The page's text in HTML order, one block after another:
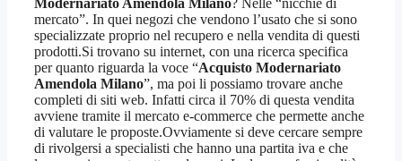
Modernariato Amendola Milano? Nelle “nicchie di
mercato”. In quei negozi che vendono l’usato che si sono
specializzate proprio nel recupero e nella vendita di questi
prodotti.Si trovano su internet, con una ricerca specifica
per quanto riguarda la voce “Acquisto Modernariato
Amendola Milano”, ma poi li possiamo trovare anche
completi di siti web. Infatti circa il 70% di questa vendita
avviene tramite il mercato e-commerce che permette anche
di valutare le proposte.Ovviamente si deve cercare sempre
di rivolgersi a specialisti che hanno una partita iva e che